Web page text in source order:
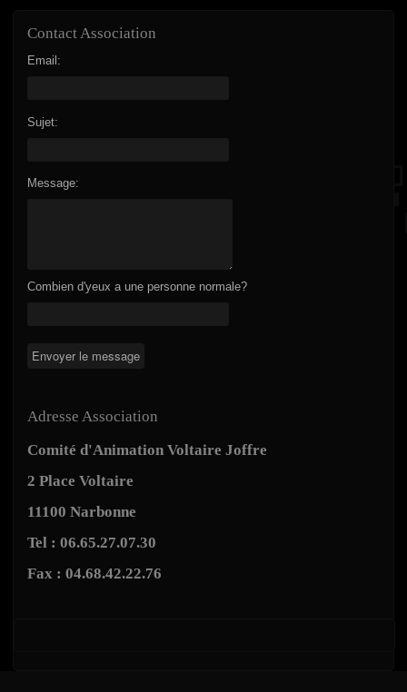
Contact Association
Email:
Sujet:
Message:
Combien d'yeux a une personne normale?
Adresse Association
Comité d'Animation Voltaire Joffre
2 Place Voltaire
11100 Narbonne
Tel : 06.65.27.07.30
Fax : 04.68.42.22.76